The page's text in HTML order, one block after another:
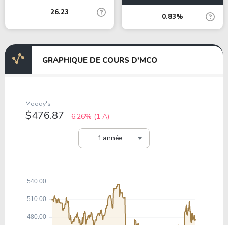
26.23
0.83%
GRAPHIQUE DE COURS D'MCO
1 année
Moody's
$476.87 -6.26% (1 A)